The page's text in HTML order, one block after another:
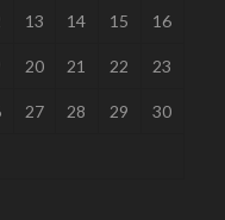
13 14 15 16
20 21 22 23
27 28 29 30